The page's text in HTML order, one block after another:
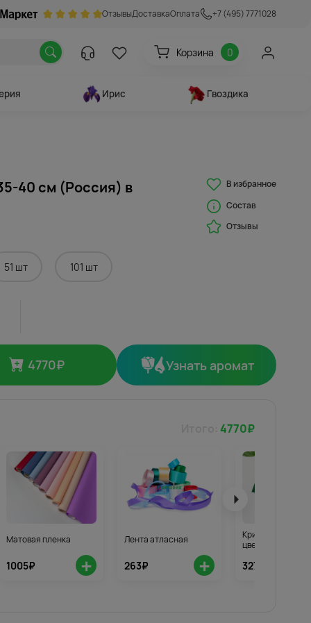
ОтзывыДоставкаОплата +7 (495) 7771028
Корзина 0
Ирис Гвоздика
40 см (Россия) в
51 шт 101 шт
В избранное
Состав
Отзывы
4770₽ Узнать аромат
4770₽
Матовая пленка
1005₽ +
Лента атласная
263₽ +
Кризал для
цветов 3шт.
327₽